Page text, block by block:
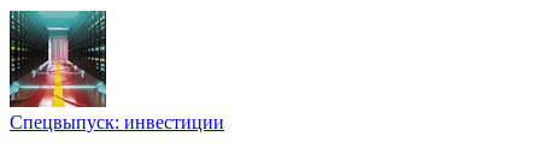
Спецвыпуск: инвестиции